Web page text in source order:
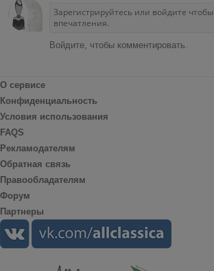
Войдите, чтобы комментировать.
О сервисе
Конфиденциальность
Условия использования
FAQS
Рекламодателям
Обратная связь
Правообладателям
Форум
Партнеры